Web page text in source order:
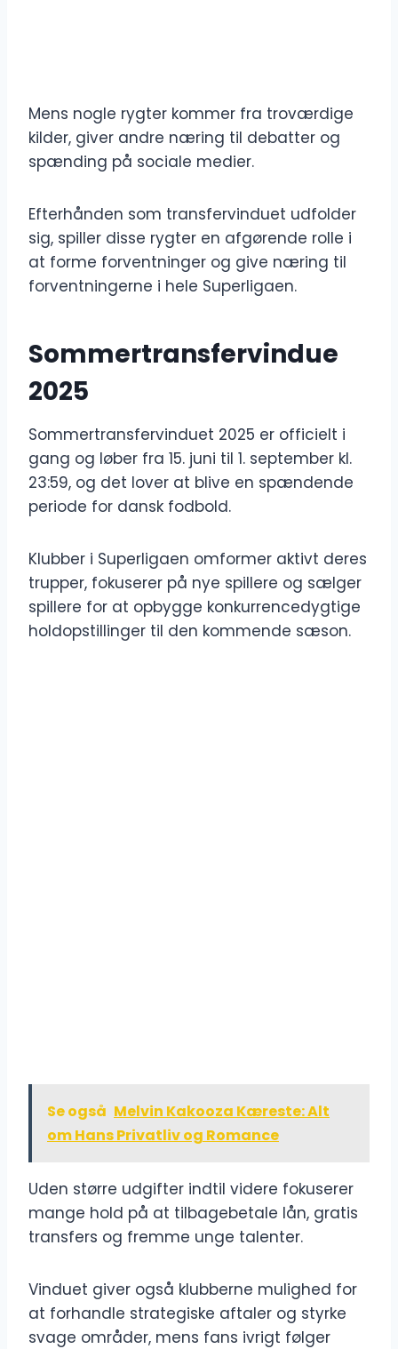
Mens nogle rygter kommer fra troværdige
kilder, giver andre næring til debatter og
spænding på sociale medier.
Efterhånden som transfervinduet udfolder
sig, spiller disse rygter en afgørende rolle i
at forme forventninger og give næring til
forventningerne i hele Superligaen.
Sommertransfervindue
2025
Sommertransfervinduet 2025 er officielt i
gang og løber fra 15. juni til 1. september kl.
23:59, og det lover at blive en spændende
periode for dansk fodbold.
Klubber i Superligaen omformer aktivt deres
trupper, fokuserer på nye spillere og sælger
spillere for at opbygge konkurrencedygtige
holdopstillinger til den kommende sæson.
Se også Melvin Kakooza Kæreste: Alt
om Hans Privatliv og Romance
Uden større udgifter indtil videre fokuserer
mange hold på at tilbagebetale lån, gratis
transfers og fremme unge talenter.
Vinduet giver også klubberne mulighed for
at forhandle strategiske aftaler og styrke
svage områder, mens fans ivrigt følger